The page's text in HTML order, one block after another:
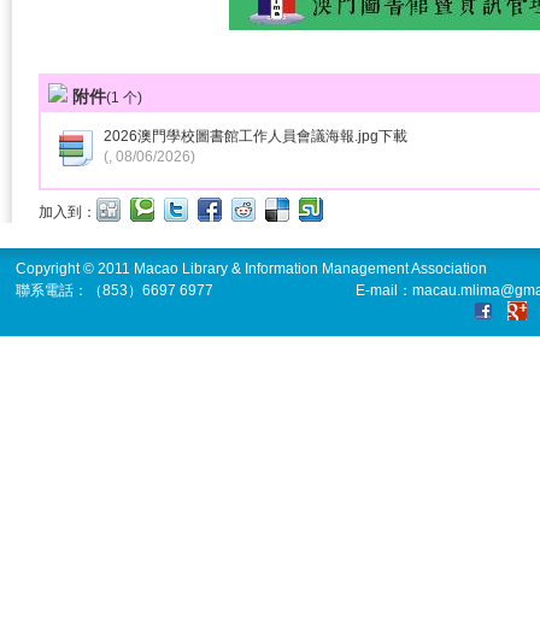
附件(1 个)
2026澳門學校圖書館工作人員會議海報.jpg下載
(, 08/06/2026)
加入到：
Copyright © 2011 Macao Library & Information Management Association
聯系電話：（853）6697 6977
E-mail：